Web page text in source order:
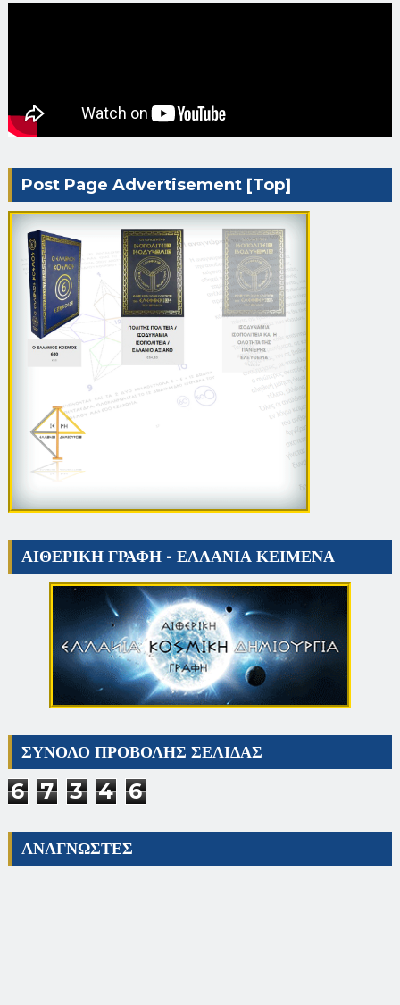
Post Page Advertisement [Top]
ΑΙΘΕΡΙΚΗ ΓΡΑΦΗ - ΕΛΛΑΝΙΑ ΚΕΙΜΕΝΑ
ΣΥΝΟΛΟ ΠΡΟΒΟΛΗΣ ΣΕΛΙΔΑΣ
6 7 3 4 6
ΑΝΑΓΝΩΣΤΕΣ